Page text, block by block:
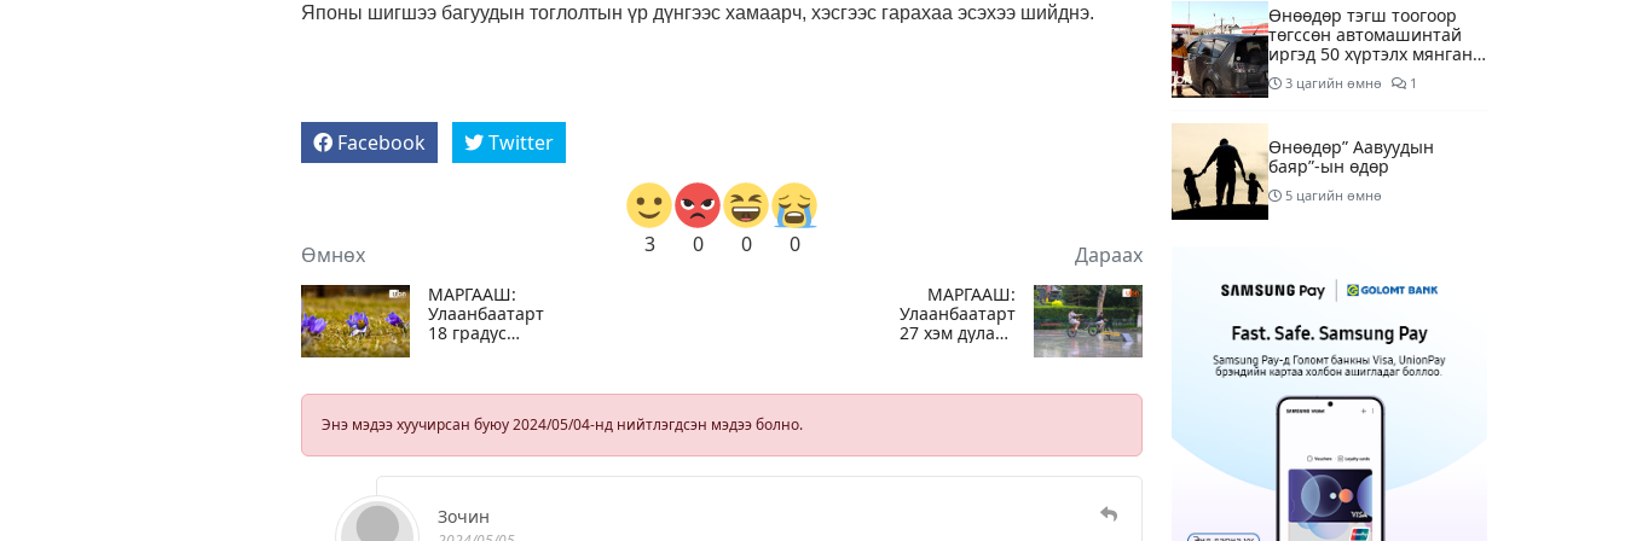
Японы шигшээ багуудын тоглолтын үр дүнгээс хамаарч, хэсгээс гарахаа эсэхээ шийднэ.
Facebook Twitter
3 0 0 0
Өмнөх
МАРГААШ:
Улаанбаатарт
18 градус
Дараах
МАРГААШ:
Улаанбаатарт
27 хэм дулаан
Энэ мэдээ хуучирсан буюу 2024/05/04-нд нийтлэгдсэн мэдээ болно.
Зочин
Өнөөдөр тэгш тоогоор
төгссөн автомашинтай
иргэд 50 хүртэлх мянган
төгрөгөнд БЕНЗИН авна
3 цагийн өмнө 1
Өнөөдөр” Аавуудын
баяр”-ын өдөр
5 цагийн өмнө
дулаан байна
МАРГААШ: Улаанбаатарт
31 хэм дулаан байна
Шатахуун дамлан
борлуулсан хоёр